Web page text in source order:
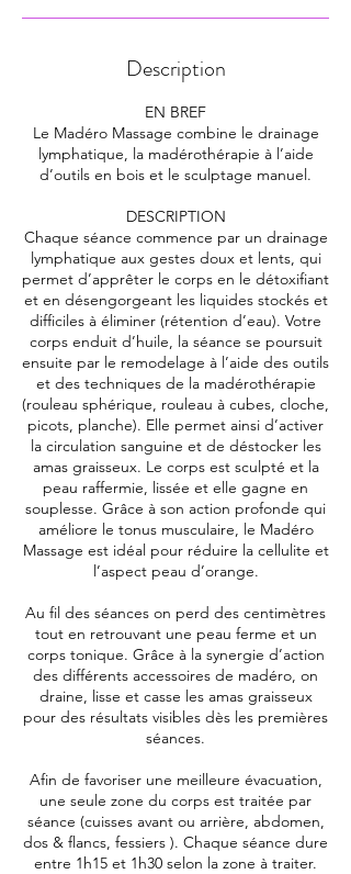
Description
EN BREF
Le Madéro Massage combine le drainage
lymphatique, la madérothérapie à l’aide
d’outils en bois et le sculptage manuel.
DESCRIPTION
Chaque séance commence par un drainage
lymphatique aux gestes doux et lents, qui
permet d’apprêter le corps en le détoxifiant
et en désengorgeant les liquides stockés et
difficiles à éliminer (rétention d’eau). Votre
corps enduit d’huile, la séance se poursuit
ensuite par le remodelage à l’aide des outils
et des techniques de la madérothérapie
(rouleau sphérique, rouleau à cubes, cloche,
picots, planche). Elle permet ainsi d’activer
la circulation sanguine et de déstocker les
amas graisseux. Le corps est sculpté et la
peau raffermie, lissée et elle gagne en
souplesse. Grâce à son action profonde qui
améliore le tonus musculaire, le Madéro
Massage est idéal pour réduire la cellulite et
l’aspect peau d’orange.
Au fil des séances on perd des centimètres
tout en retrouvant une peau ferme et un
corps tonique. Grâce à la synergie d’action
des différents accessoires de madéro, on
draine, lisse et casse les amas graisseux
pour des résultats visibles dès les premières
séances.
Afin de favoriser une meilleure évacuation,
une seule zone du corps est traitée par
séance (cuisses avant ou arrière, abdomen,
dos & flancs, fessiers ). Chaque séance dure
entre 1h15 et 1h30 selon la zone à traiter.